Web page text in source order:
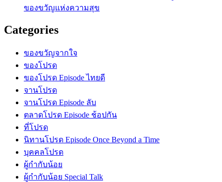
ของขวัญแห่งความสุข
Categories
ของขวัญจากใจ
ของโปรด
ของโปรด Episode ไทยดี
จานโปรด
จานโปรด Episode ลับ
ตลาดโปรด Episode ช้อปกัน
ที่โปรด
นิทานโปรด Episode Once Beyond a Time
บุคคลโปรด
ผู้กำกับน้อย
ผู้กำกับน้อย Special Talk